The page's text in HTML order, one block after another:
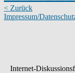
< Zurück
Impressum/
Internet-